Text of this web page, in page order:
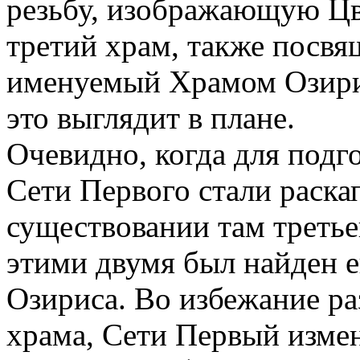
резьбу, изображающую
третий храм, также
именуемый Храмом
это выглядит в плане.
Очевидно, когда для
Сети Первого стали
существовании там
этими двумя был найден
Озириса. Во избежание
храма, Сети Первый